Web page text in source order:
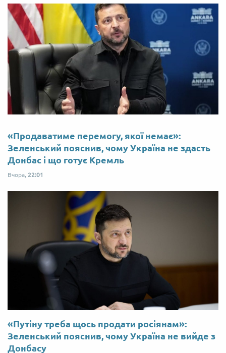
«Продаватиме перемогу, якої немає»:
Зеленський пояснив, чому Україна не здасть
Донбас і що готує Кремль
Вчора, 22:01
«Путіну треба щось продати росіянам»:
Зеленський пояснив, чому Україна не вийде з
Донбасу